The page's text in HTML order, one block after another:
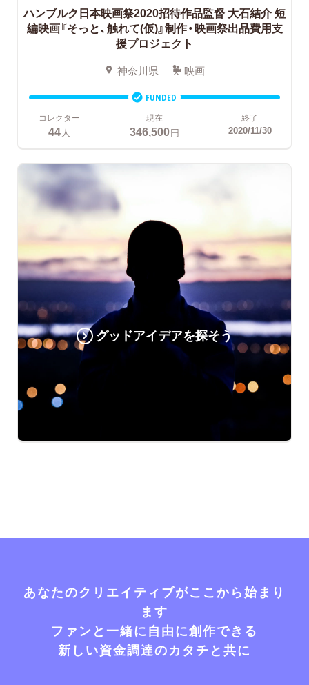
ハンブルク日本映画祭2020招待作品監督 大石結介短
編映画『そっと、触れて(仮)』制作・映画祭出品費用支
援プロジェクト
神奈川県 映画
FUNDED
コレクター
44人
現在
346,500円
終了
2020/11/30
グッドアイデアを探そう
あなたのクリエイティブがここから始まり
ます
ファンと一緒に自由に創作できる
新しい資金調達のカタチと共に